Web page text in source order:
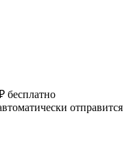
бесплатно
отправится